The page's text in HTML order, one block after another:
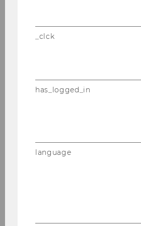
Univ.-Prof. Dr.
_clck
has_logged_in
language